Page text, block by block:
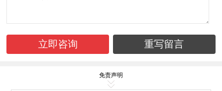
免责声明